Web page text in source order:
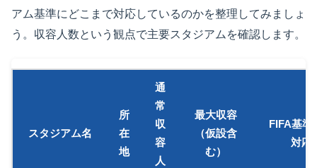
アム基準にどこまで対応しているのかを整理してみましょ
う。収容人数という観点で主要スタジアムを確認します。
スタジアム名
所
在
地
通
常
収
容
人
最大収容
（仮設含
む）
FIFA基準
対応